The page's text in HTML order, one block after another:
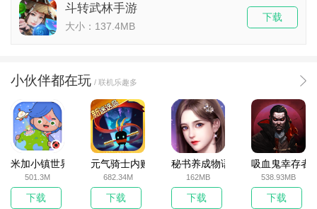
斗转武林手游
大小：137.4MB
下载
小伙伴都在玩 / 联机乐趣多
米加小镇世界2025官方版
501.3M
下载
元气骑士内购破解版
682.34M
下载
秘书养成物语
162MB
下载
吸血鬼幸存者
538.93MB
下载